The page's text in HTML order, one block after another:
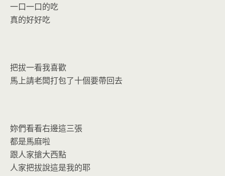
一口一口的吃
真的好好吃
把拔一看我喜歡
馬上請老闆打包了十個要帶回去
妳們看看右邊這三張
都是馬麻啦
跟人家搶大西點
人家把拔說這是我的耶